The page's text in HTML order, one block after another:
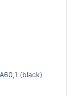
(black)